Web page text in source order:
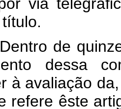
de
dessa
à avaliação
refere êste